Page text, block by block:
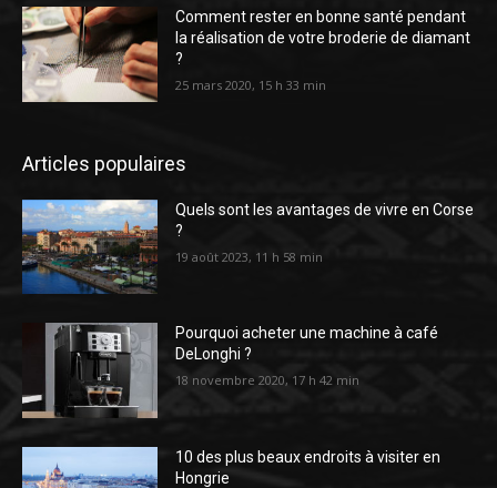
Comment rester en bonne santé pendant
la réalisation de votre broderie de diamant
?
25 mars 2020, 15 h 33 min
Articles populaires
Quels sont les avantages de vivre en Corse
?
19 août 2023, 11 h 58 min
Pourquoi acheter une machine à café
DeLonghi ?
18 novembre 2020, 17 h 42 min
10 des plus beaux endroits à visiter en
Hongrie